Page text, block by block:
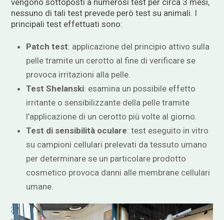
vengono sottoposti a numerosi test per circa 3 mesi,
nessuno di tali test prevede però test su animali. I
principali test effettuati sono:
Patch test: applicazione del principio attivo sulla
pelle tramite un cerotto al fine di verificare se
provoca irritazioni alla pelle.
Test Shelanski: esamina un possibile effetto
irritante o sensibilizzante della pelle tramite
l’applicazione di un cerotto più volte al giorno.
Test di sensibilità oculare: test eseguito in vitro
su campioni cellulari prelevati da tessuto umano
per determinare se un particolare prodotto
cosmetico provoca danni alle membrane cellulari
umane.